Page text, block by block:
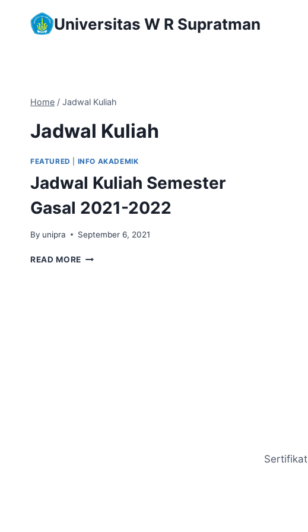
Universitas W R Supratman
Home / Jadwal Kuliah
Jadwal Kuliah
FEATURED INFO AKADEMIK
Jadwal Kuliah Semester
Gasal 2021-2022
By unipra September 6, 2021
READ MORE JADWAL